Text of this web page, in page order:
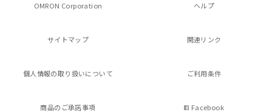
OMRON Corporation ヘルプ
サイトマップ 関連リンク
個人情報の取り扱いについて ご利用条件
商品のご承諾事項 Facebook